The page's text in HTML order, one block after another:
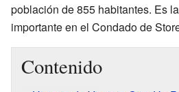
población de 855 habitantes. Es
importante en el Condado de
Contenido